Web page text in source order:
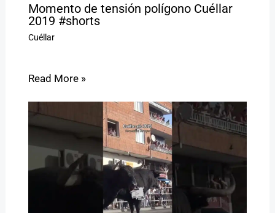
Momento de tensión polígono Cuéllar
2019 #shorts
Cuéllar
Read More »